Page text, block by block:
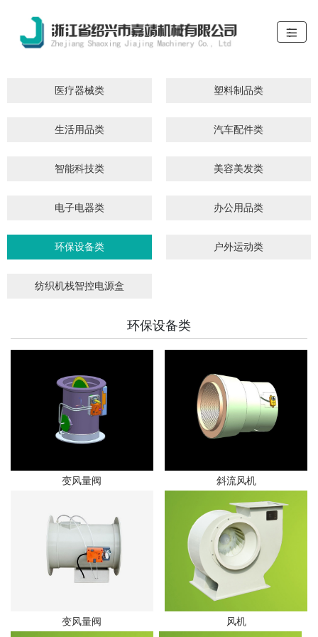
医疗器械类 塑料制品类
生活用品类 汽车配件类
智能科技类 美容美发类
电子电器类 办公用品类
环保设备类 户外运动类
纺织机栈智控电源盒
环保设备类
变风量阀 斜流风机
变风量阀 风机